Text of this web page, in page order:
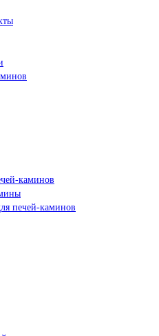
каминов
печей-каминов